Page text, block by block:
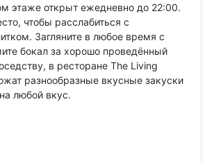
этаже открыт ежедневно до 22:00.
чтобы расслабиться с
Загляните в любое время с
бокал за хорошо проведённый
в ресторане The Living
разнообразные вкусные закуски
любой вкус.